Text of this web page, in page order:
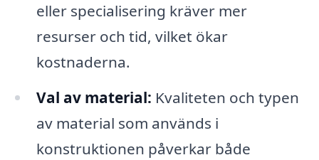
eller specialisering kräver mer
resurser och tid, vilket ökar
kostnaderna.
Val av material: Kvaliteten och typen
av material som används i
konstruktionen påverkar både